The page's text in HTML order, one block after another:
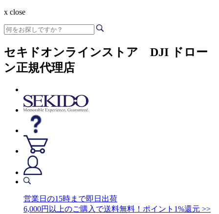
x close
セキドオンラインストア DJI ドロー
ン正規代理店
営業日の15時まで即日出荷
6,000円以上のご購入で送料無料！ポイント1%還元 >>